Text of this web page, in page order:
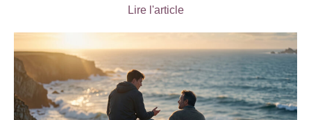
Lire l'article